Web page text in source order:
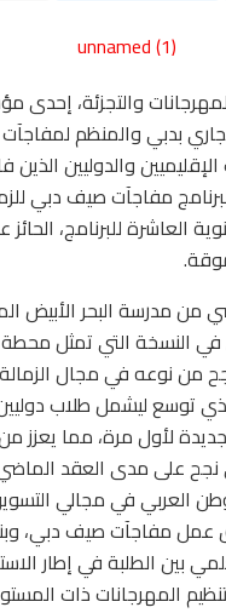
والتجزئة، إحدى
بدبي والمنظم
الإقليميين والدوليين
مفاجآت صيف دبي
العاشرة للبرنامج،
من مدرسة البحر الأبيض
النسخة التي تمثل محطة
من نوعه في مجال الزمالة
توسع ليشمل طلاب
لأول مرة، مما يعزز من
نجح على مدى العقد
العربي في مجالي
عمل مفاجآت صيف دبي،
بين الطلبة في إطار
المهرجانات ذات